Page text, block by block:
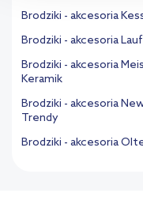
przejdź do zakładek
Brodziki - akcesoria
Brodziki - akcesoria
Brodziki - akcesoria
Keramik
Brodziki - akcesoria
Trendy
Brodziki - akcesoria